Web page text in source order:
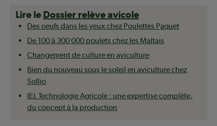
Lire le Dossier relève avicole
Des oeufs dans les yeux chez Poulettes Paquet
De 100 à 300 000 poulets chez les Maltais
Changement de culture en aviculture
Bien du nouveau sous le soleil en aviculture chez
Sollio
IEL Technologie Agricole : une expertise complète,
du concept à la production